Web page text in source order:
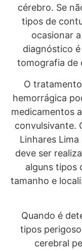
cérebro. Se
tipos de
ocasionar
diagnóstico
tomografia de
O
hemorrágica
medicamentos
convulsivante.
Linhares
deve ser
alguns tipos
tamanho e
Quando é
tipos
cerebral